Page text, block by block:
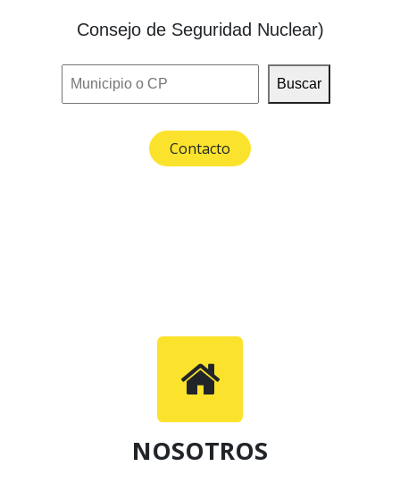
Consejo de Seguridad Nuclear)
Buscar
Contacto
NOSOTROS